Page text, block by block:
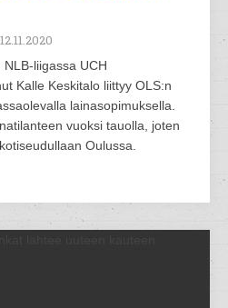
12.11.2020
liigassa UCH
Kalle Keskitalo liittyy OLS:n
lainasopimuksella.
vuoksi tauolla, joten
Oulussa.